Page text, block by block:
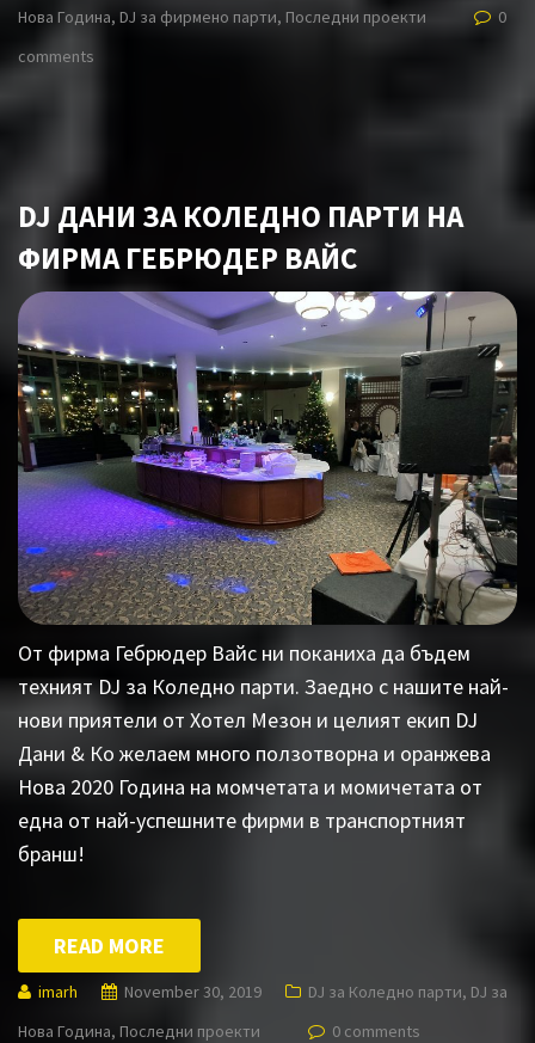
Нова Година, DJ за фирмено парти, Последни проекти
0
comments
DJ ДАНИ ЗА КОЛЕДНО ПАРТИ НА
ФИРМА ГЕБРЮДЕР ВАЙС
От фирма Гебрюдер Вайс ни поканиха да бъдем
техният DJ за Коледно парти. Заедно с нашите най-
нови приятели от Хотел Мезон и целият екип DJ
Дани & Ко желаем много ползотворна и оранжева
Нова 2020 Година на момчетата и момичетата от
една от най-успешните фирми в транспортният
бранш!
READ MORE
imarh November 30, 2019 DJ за Коледно парти, DJ за
Нова Година, Последни проекти 0 comments